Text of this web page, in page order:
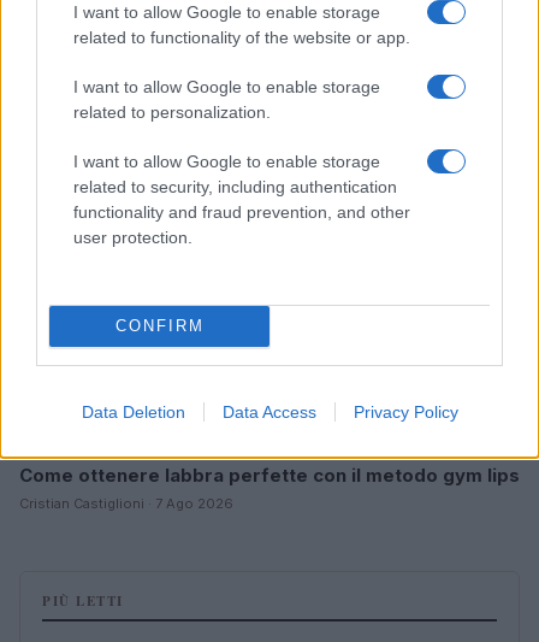
I want to allow Google to enable storage
related to functionality of the website or app.
I want to allow Google to enable storage
related to personalization.
I want to allow Google to enable storage
related to security, including authentication
functionality and fraud prevention, and other
user protection.
CONFIRM
Data Deletion Data Access Privacy Policy
Cristian Castiglioni · 7 Ago 2026
Come ottenere labbra perfette con il metodo gym lips
Cristian Castiglioni · 7 Ago 2026
PIÙ LETTI